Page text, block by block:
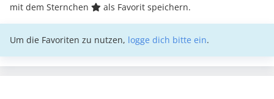
mit dem Sternchen
als Favorit speichern.
Um die Favoriten zu nutzen, logge dich bitte ein.